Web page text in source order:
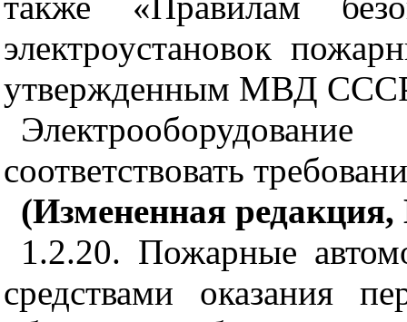
электроустановок
утвержденным МВД
соответствовать
(Измененная
1.2.20. Пожарные
средствами оказания